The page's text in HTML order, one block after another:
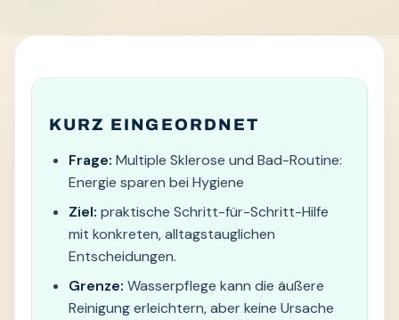
KURZ EINGEORDNET
Frage: Multiple Sklerose und Bad-Routine:
Energie sparen bei Hygiene
Ziel: praktische Schritt-für-Schritt-Hilfe
mit konkreten, alltagstauglichen
Entscheidungen.
Grenze: Wasserpflege kann die äußere
Reinigung erleichtern, aber keine Ursache